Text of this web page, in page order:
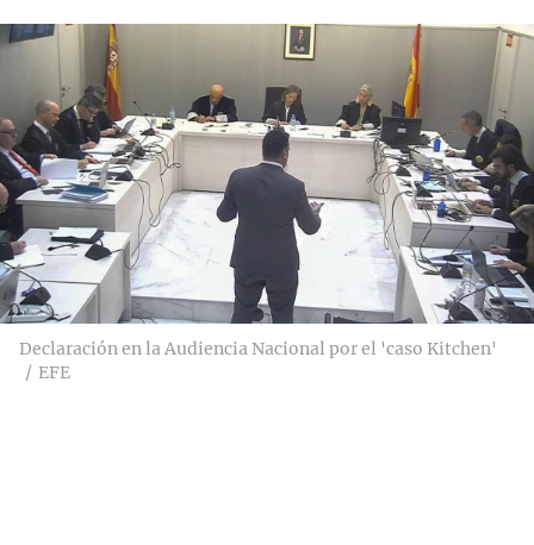
Declaración en la Audiencia Nacional por el 'caso Kitchen'
EFE